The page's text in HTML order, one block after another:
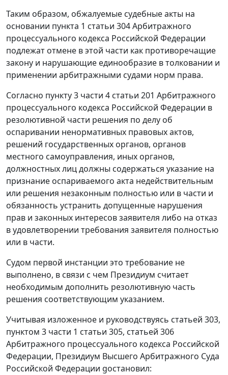
Таким образом, обжалуемые судебные акты на
основании пункта 1 статьи 304 Арбитражного
процессуального кодекса Российской Федерации
подлежат отмене в этой части как противоречащие
закону и нарушающие единообразие в толковании и
применении арбитражными судами норм права.
Согласно пункту 3 части 4 статьи 201 Арбитражного
процессуального кодекса Российской Федерации в
резолютивной части решения по делу об
оспаривании ненормативных правовых актов,
решений государственных органов, органов
местного самоуправления, иных органов,
должностных лиц должны содержаться указание на
признание оспариваемого акта недействительным
или решения незаконным полностью или в части и
обязанность устранить допущенные нарушения
прав и законных интересов заявителя либо на отказ
в удовлетворении требования заявителя полностью
или в части.
Судом первой инстанции это требование не
выполнено, в связи с чем Президиум считает
необходимым дополнить резолютивную часть
решения соответствующим указанием.
Учитывая изложенное и руководствуясь статьей 303,
пунктом 3 части 1 статьи 305, статьей 306
Арбитражного процессуального кодекса Российской
Федерации, Президиум Высшего Арбитражного Суда
Российской Федерации gостановил: